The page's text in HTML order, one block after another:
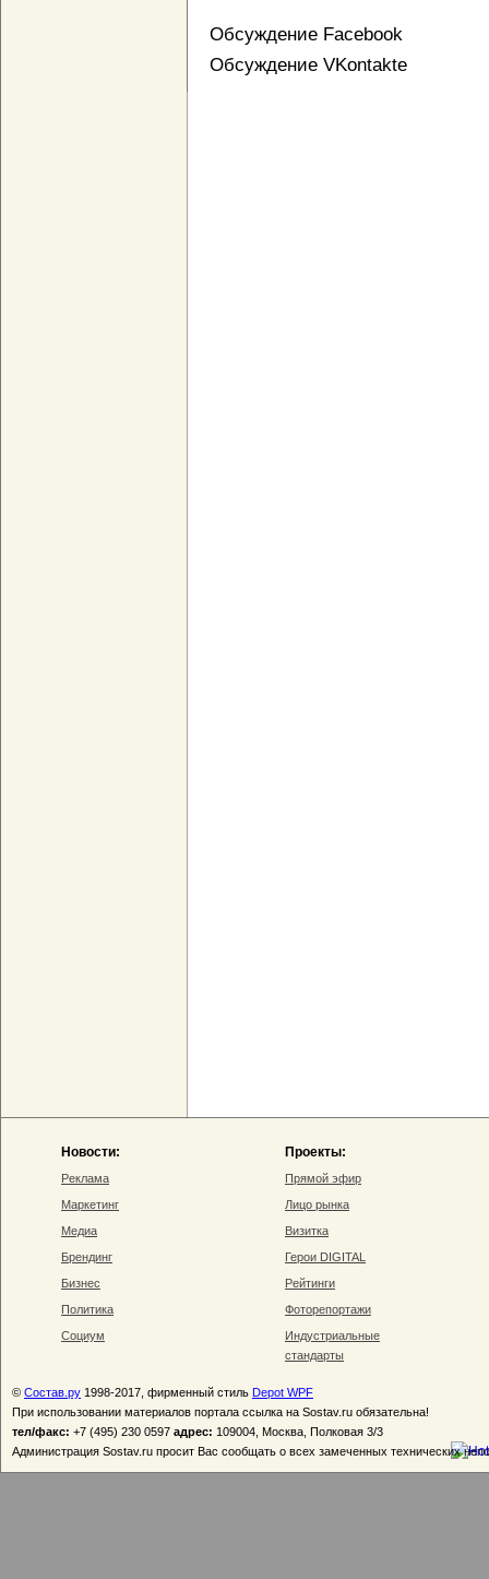
Обсуждение Facebook
Обсуждение VKontakte
Новости:
Реклама
Маркетинг
Медиа
Брендинг
Бизнес
Политика
Социум
Проекты:
Прямой эфир
Лицо рынка
Визитка
Герои DIGITAL
Рейтинги
Фоторепортажи
Индустриальные
стандарты
© Состав.ру 1998-2017, фирменный стиль Depot WPF
При использовании материалов портала ссылка на Sostav.ru обязательна!
тел/факс: +7 (495) 230 0597 адрес: 109004, Москва, Полковая 3/3
Администрация Sostav.ru просит Вас сообщать о всех замеченных технических